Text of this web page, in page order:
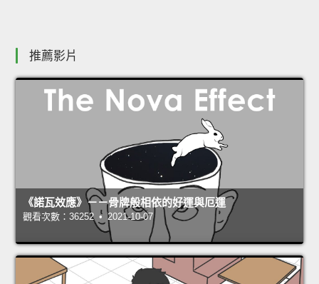
推薦影片
《諾瓦效應》－－骨牌般相依的好運與厄運
觀看次數：36252 • 2021-10-07